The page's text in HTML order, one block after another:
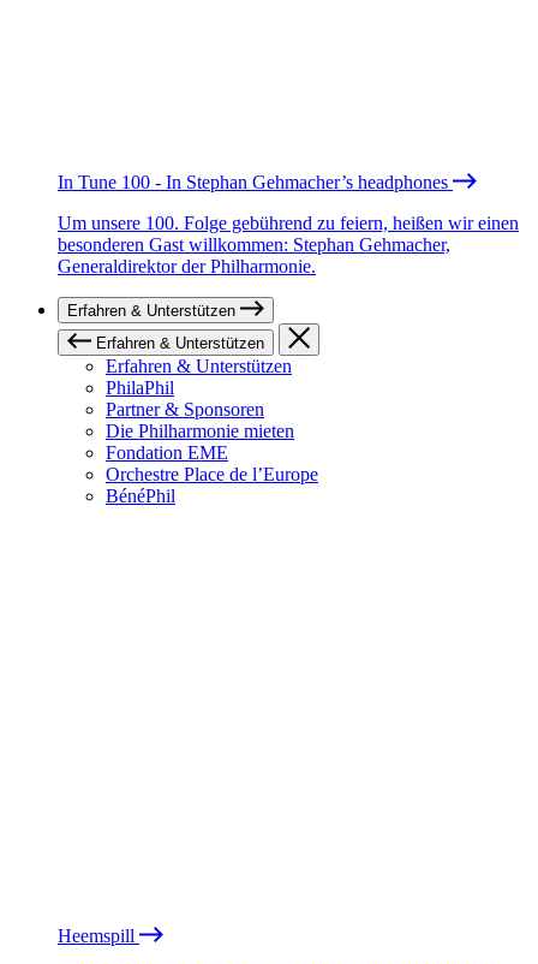
In Tune 100 - In Stephan Gehmacher’s headphones
Um unsere 100. Folge gebührend zu feiern, heißen wir einen
besonderen Gast willkommen: Stephan Gehmacher,
Generaldirektor der Philharmonie.
Erfahren & Unterstützen
Erfahren & Unterstützen
Erfahren & Unterstützen
PhilaPhil
Partner & Sponsoren
Die Philharmonie mieten
Fondation EME
Orchestre Place de l’Europe
BénéPhil
Heemspill